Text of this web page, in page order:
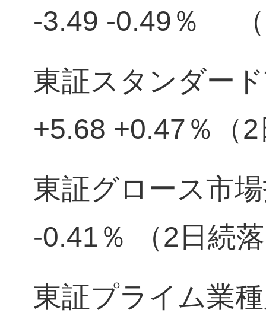
-3.49 -0.49％ （
東証スタンダー
+5.68 +0.47％（
東証グロース市
-0.41％ （2日続
東証プライム業